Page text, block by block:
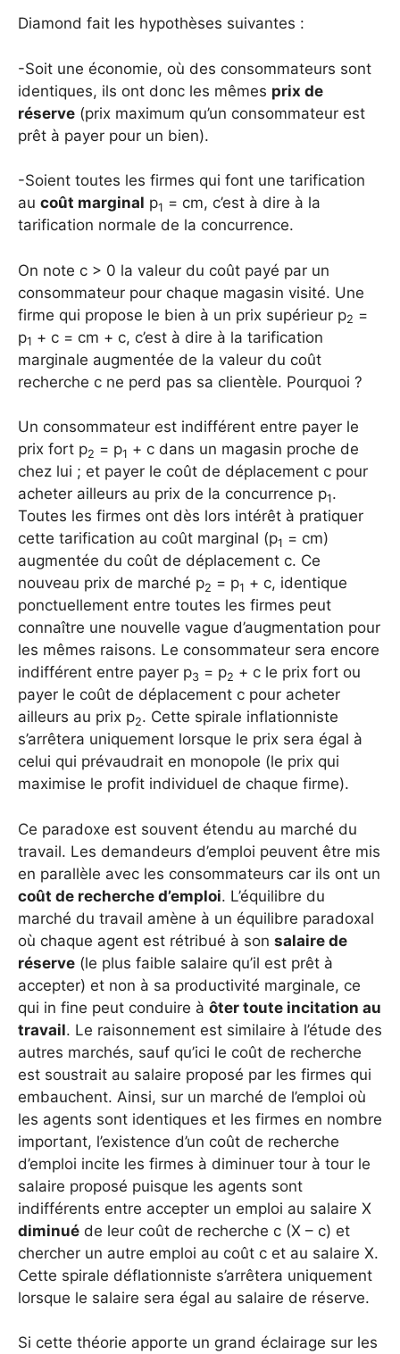
Diamond fait les hypothèses suivantes :
-Soit une économie, où des consommateurs sont
identiques, ils ont donc les mêmes prix de
réserve (prix maximum qu’un consommateur est
prêt à payer pour un bien).
-Soient toutes les firmes qui font une tarification
au coût marginal p1 = cm, c’est à dire à la
tarification normale de la concurrence.
On note c > 0 la valeur du coût payé par un
consommateur pour chaque magasin visité. Une
firme qui propose le bien à un prix supérieur p2 =
p1 + c = cm + c, c’est à dire à la tarification
marginale augmentée de la valeur du coût
recherche c ne perd pas sa clientèle. Pourquoi ?
Un consommateur est indifférent entre payer le
prix fort p2 = p1 + c dans un magasin proche de
chez lui ; et payer le coût de déplacement c pour
acheter ailleurs au prix de la concurrence p1.
Toutes les firmes ont dès lors intérêt à pratiquer
cette tarification au coût marginal (p1 = cm)
augmentée du coût de déplacement c. Ce
nouveau prix de marché p2 = p1 + c, identique
ponctuellement entre toutes les firmes peut
connaître une nouvelle vague d’augmentation pour
les mêmes raisons. Le consommateur sera encore
indifférent entre payer p3 = p2 + c le prix fort ou
payer le coût de déplacement c pour acheter
ailleurs au prix p2. Cette spirale inflationniste
s’arrêtera uniquement lorsque le prix sera égal à
celui qui prévaudrait en monopole (le prix qui
maximise le profit individuel de chaque firme).
Ce paradoxe est souvent étendu au marché du
travail. Les demandeurs d’emploi peuvent être mis
en parallèle avec les consommateurs car ils ont un
coût de recherche d’emploi. L’équilibre du
marché du travail amène à un équilibre paradoxal
où chaque agent est rétribué à son salaire de
réserve (le plus faible salaire qu’il est prêt à
accepter) et non à sa productivité marginale, ce
qui in fine peut conduire à ôter toute incitation au
travail. Le raisonnement est similaire à l’étude des
autres marchés, sauf qu’ici le coût de recherche
est soustrait au salaire proposé par les firmes qui
embauchent. Ainsi, sur un marché de l’emploi où
les agents sont identiques et les firmes en nombre
important, l’existence d’un coût de recherche
d’emploi incite les firmes à diminuer tour à tour le
salaire proposé puisque les agents sont
indifférents entre accepter un emploi au salaire X
diminué de leur coût de recherche c (X – c) et
chercher un autre emploi au coût c et au salaire X.
Cette spirale déflationniste s’arrêtera uniquement
lorsque le salaire sera égal au salaire de réserve.
Si cette théorie apporte un grand éclairage sur les